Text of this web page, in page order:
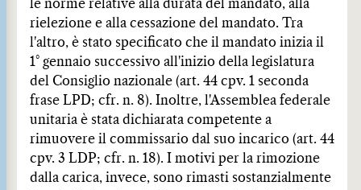
le norme relative alla durata del mandato, alla
rielezione e alla cessazione del mandato. Tra
l'altro, è stato specificato che il mandato inizia il
1° gennaio successivo all'inizio della legislatura
del Consiglio nazionale (art. 44 cpv. 1 seconda
frase LPD; cfr. n. 8). Inoltre, l'Assemblea federale
unitaria è stata dichiarata competente a
rimuovere il commissario dal suo incarico (art. 44
cpv. 3 LDP; cfr. n. 18). I motivi per la rimozione
dalla carica, invece, sono rimasti sostanzialmente